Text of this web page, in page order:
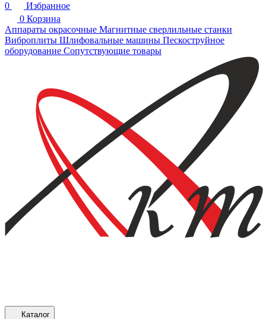
0
Избранное
0 Корзина
Аппараты окрасочные Магнитные сверлильные станки
Виброплиты Шлифовальные машины Пескоструйное
оборудование Сопутствующие товары
Каталог